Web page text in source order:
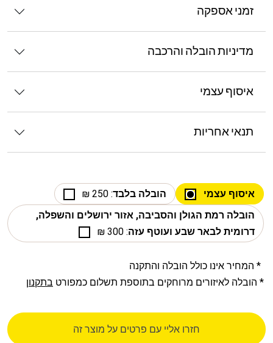
זמני אספקה
מדיניות הובלה והרכבה
איסוף עצמי
תנאי אחריות
איסוף עצמי הובלה בלבד: 250 ₪
הובלה רמת הגולן והסביבה, אזור ירושלים והשפלה,
דרומית לבאר שבע ועוטף עזה: 300 ₪
* המחיר אינו כולל הובלה והתקנה
* הובלה לאיזורים מרוחקים בתוספת תשלום כמפורט בתקנון
חזרו אליי עם פרטים על מוצר זה